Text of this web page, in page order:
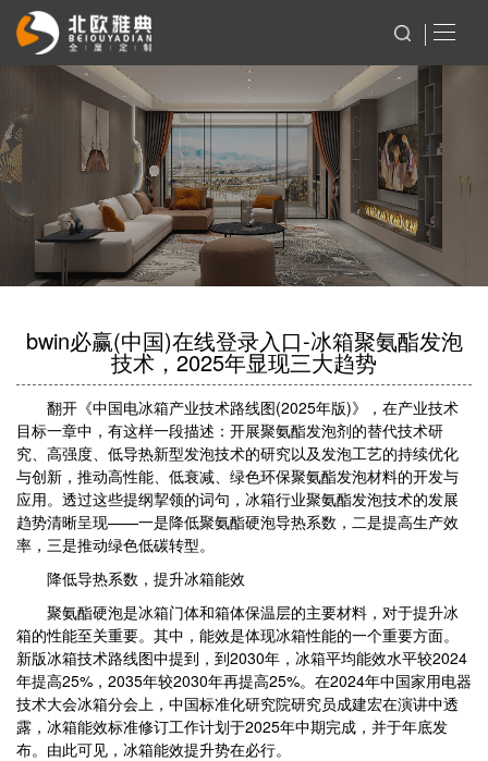
bwin必赢(中国)在线登录入口-冰箱聚氨酯发泡
技术，2025年显现三大趋势
翻开《中国电冰箱产业技术路线图(2025年版)》，在产业技术
目标一章中，有这样一段描述：开展聚氨酯发泡剂的替代技术研
究、高强度、低导热新型发泡技术的研究以及发泡工艺的持续优化
与创新，推动高性能、低衰减、绿色环保聚氨酯发泡材料的开发与
应用。透过这些提纲挈领的词句，冰箱行业聚氨酯发泡技术的发展
趋势清晰呈现——一是降低聚氨酯硬泡导热系数，二是提高生产效
率，三是推动绿色低碳转型。
降低导热系数，提升冰箱能效
聚氨酯硬泡是冰箱门体和箱体保温层的主要材料，对于提升冰
箱的性能至关重要。其中，能效是体现冰箱性能的一个重要方面。
新版冰箱技术路线图中提到，到2030年，冰箱平均能效水平较2024
年提高25%，2035年较2030年再提高25%。在2024年中国家用电器
技术大会冰箱分会上，中国标准化研究院研究员成建宏在演讲中透
露，冰箱能效标准修订工作计划于2025年中期完成，并于年底发
布。由此可见，冰箱能效提升势在必行。